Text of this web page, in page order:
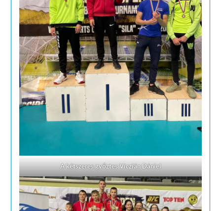
A kétszeres győztes Viczián Dániel